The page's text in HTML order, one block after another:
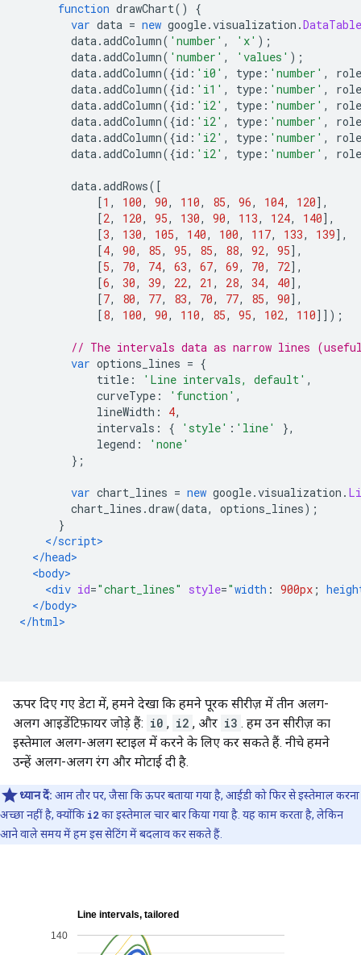
function drawChart()
{
var data = new google.visualization .DataTable
data.addColumn( 'number' , 'x' );
data.addColumn( 'number' , 'values' );
data.addColumn({id : 'i0' , type : 'number' ,
role
data.addColumn({id : 'i1' , type : 'number' ,
role
data.addColumn({id : 'i2' , type : 'number' ,
role
data.addColumn({id : 'i2' , type : 'number' ,
role
data.addColumn({id : 'i2' , type : 'number' ,
role
data.addColumn({id : 'i2' , type : 'number' , role
data.addRows([
[1 , 100, 90, 110, 85, 96, 104, 120],
[2, 120, 95, 130, 90, 113, 124, 140],
[3, 130, 105, 140, 100, 117, 133, 139],
[4, 90, 85, 95, 85, 88, 92, 95],
[5, 70, 74, 63, 67, 69, 70, 72],
[6, 30, 39, 22, 21 , 28, 34, 40],
[7, 80, 77, 83, 70, 77, 85, 90],
[8, 100, 90, 110, 85, 95, 102, 110]]);
// The intervals data as narrow lines
var options_lines = {
title : 'Line intervals, default' ,
curveType : 'function' ,
lineWidth : 4,
intervals : { 'style' : 'line'
},
legend :
'none'
};
var chart_lines = new google.visualization .
chart_lines .draw(data, options_lines);
}
</script>
</head>
<body>
<div id="chart_lines" style="width : 900px ;
</body>
</html>
ऊपर दिए गए डेटा में, हमने देखा कि हमने पूरक सीरीज़ में तीन अलग-
अलग आइडेंटिफ़ायर जोड़े हैं: i0 , i2 , और i3 . हम उन सीरीज़ का
इस्तेमाल अलग-अलग स्टाइल में करने के लिए कर सकते हैं. नीचे हमने
उन्हें अलग-अलग रंग और मोटाई दी है.
ध्यान दें: आम तौर पर, जैसा कि ऊपर बताया गया है, आईडी को फिर से इस्तेमाल करना
अच्छा नहीं है, क्योंकि i2का इस्तेमाल चार बार किया गया है. यह काम करता है, लेकिन
आने वाले समय में हम इस सेटिंग में बदलाव कर सकते हैं.